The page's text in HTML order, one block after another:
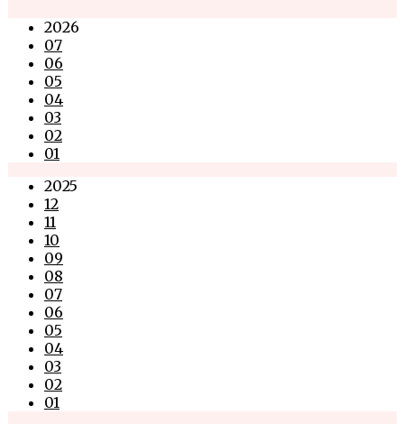
2026
07
06
05
04
03
02
01
2025
12
11
10
09
08
07
06
05
04
03
02
01